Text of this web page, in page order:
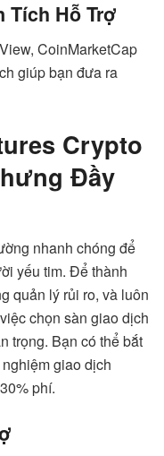
Tích Hỗ Trợ
CoinMarketCap
giúp bạn đưa ra
Crypto
Đầy
nhanh chóng để
yếu tim. Để thành
quản lý rủi ro, và luôn
chọn sàn giao dịch
trọng. Bạn có thể bắt
giao dịch
phí.